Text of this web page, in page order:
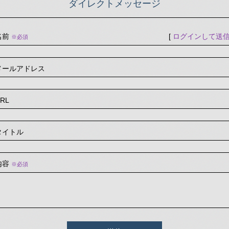
ダイレクトメッセージ
前 ※必須 [ ログインして送
ールアドレス
イトル
容 ※必須